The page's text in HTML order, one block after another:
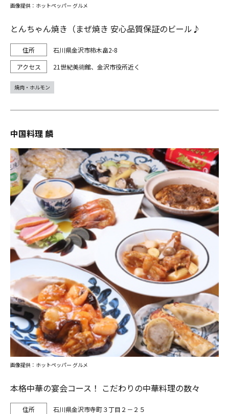
とんちゃん焼き（まぜ焼き 安心品質保証のビール♪
石川県金沢市柿木畠2-8
21世紀美術館、金沢市役所近く
画像提供：ホットペッパー グルメ
焼肉・ホルモン
中国料理 麟
本格中華の宴会コース！ こだわりの中華料理の数々
石川県金沢市寺町３丁目２－２５
画像提供：ホットペッパー グルメ